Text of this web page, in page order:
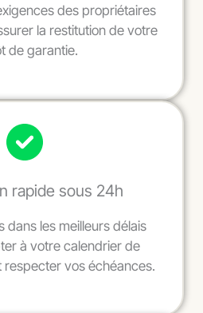
des propriétaires
la restitution de votre
de garantie.
rapide sous 24h
dans les meilleurs délais
à votre calendrier de
vos échéances.